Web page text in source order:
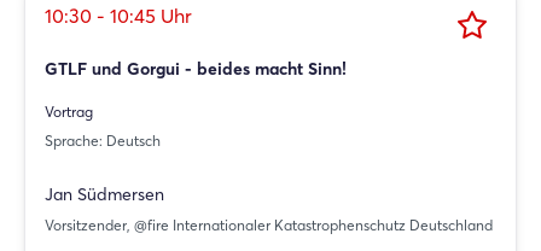
10:30 - 10:45 Uhr
GTLF und Gorgui - beides macht Sinn!
Vortrag
Sprache: Deutsch
Jan Südmersen
Vorsitzender, @fire Internationaler Katastrophenschutz Deutschland